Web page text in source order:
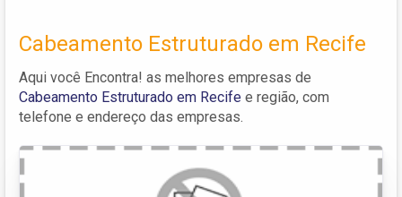
Cabeamento Estruturado em Recife
Aqui você Encontra! as melhores empresas de
Cabeamento Estruturado em Recife e região, com
telefone e endereço das empresas.